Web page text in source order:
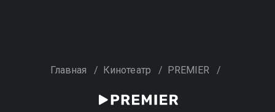
Главная / Кинотеатр / PREMIER /